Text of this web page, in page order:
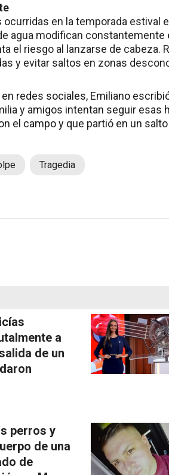
en la temporada estival
agua modifican
el riesgo al lanzarse de
y evitar saltos en zonas
redes sociales, Emiliano
y amigos intentan seguir esas
el campo y que partió en un
Tragedia
a
de un
perros y
de una
de